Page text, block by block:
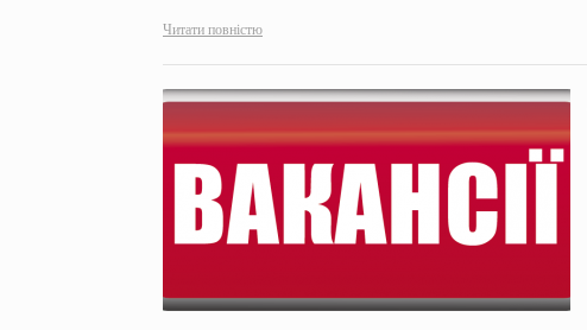
Читати повністю